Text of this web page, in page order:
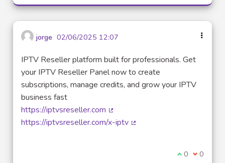
jorge 02/06/2025 12:07
IPTV Reseller platform built for professionals. Get
your IPTV Reseller Panel now to create
subscriptions, manage credits, and grow your IPTV
business fast
https://iptvsreseller.com
(Lien externe)
https://iptvsreseller.com/x-iptv
Je suis
0 Je ne
0